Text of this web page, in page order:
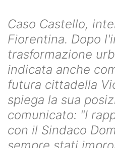
Caso Castello,
Fiorentina. Dopo
trasformazione
indicata anche
futura cittadella
spiega la sua
comunicato: "I
con il Sindaco